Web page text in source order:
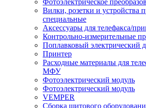
Фотоэлектрическое
Вилки, розетки и устройства
специальные
Аксессуары для телефакса/
Контрольно-измерительные
Поплавковый электрический
Принтер
Расходные материалы для
МФУ
Фотоэлектрический модуль
Фотоэлектрический модуль
VEMPER
Сборка щитового